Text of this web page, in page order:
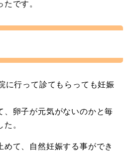
です。
に行って診てもらっても妊娠
、卵子が元気がないのかと毎
。
て、自然妊娠する事ができ